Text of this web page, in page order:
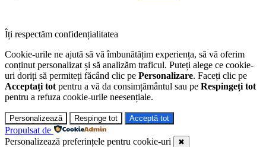
Îți respectăm confidențialitatea
Cookie-urile ne ajută să vă îmbunătățim experiența, să vă oferim
conținut personalizat și să analizăm traficul. Puteți alege ce cookie-
uri doriți să permiteți făcând clic pe Personalizare. Faceți clic pe
Acceptați tot pentru a vă da consimțământul sau pe Respingeți tot
pentru a refuza cookie-urile neesențiale.
Personalizează Respinge tot Acceptă tot
Propulsat de
Personalizează preferințele pentru cookie-uri
✖